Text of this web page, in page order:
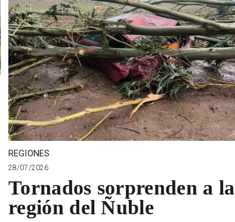
REGIONES
28/07/2026
Tornados sorprenden a la
región del Ñuble